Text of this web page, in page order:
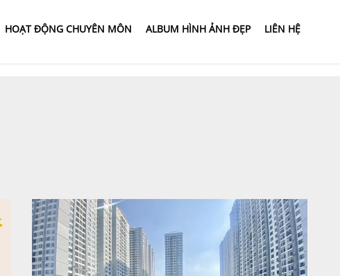
HOẠT ĐỘNG CHUYÊN MÔN ALBUM HÌNH ẢNH ĐẸP LIÊN HỆ